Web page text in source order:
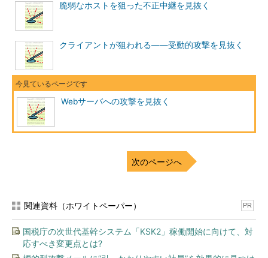
影響範囲は時間が経過するほど拡大するため、効率よく攻撃を
発見し、対処までの時間をいかに短くするかがポイントである。
効率を高めるには、精度の高い判断が必要になる。
つまり、IDS／IPSを活用して攻撃を検知しても、ログファイ
ルから情報を収集しても、最終的にはそれが何に対する攻撃であ
り、どれくらい緊急で、どういう調査と対処を実施すればよいの
かを見分けられる知識と判断が最も重要なのである。
判断の精度を高めるためには、不正な通信の形を知ることが有
実例で学ぶインシデント・ハンドリング
Webアプリケーションの脆弱性を対象としたSQLインジェクショ
ンとクロスサイトスクリプティングなどがある。
Webサーバへの脅威といえば、これらの攻撃が最初に指摘され
脆弱なホストを狙った不正中継を見抜く
クライアントが狙われる――受動的攻撃を見抜く
Webサーバへの攻撃を見抜く
次のページへ
関連資料（ホワイトペーパー） PR
国税庁の次世代基幹システム「KSK2」稼働開始に向けて、対
応すべき変更点とは?